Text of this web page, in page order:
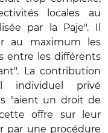
locales au
par la Paje". Il
au maximum les
entre les différents
La contribution
individuel privé
"aient un droit de
offre sur leur
par une procédure